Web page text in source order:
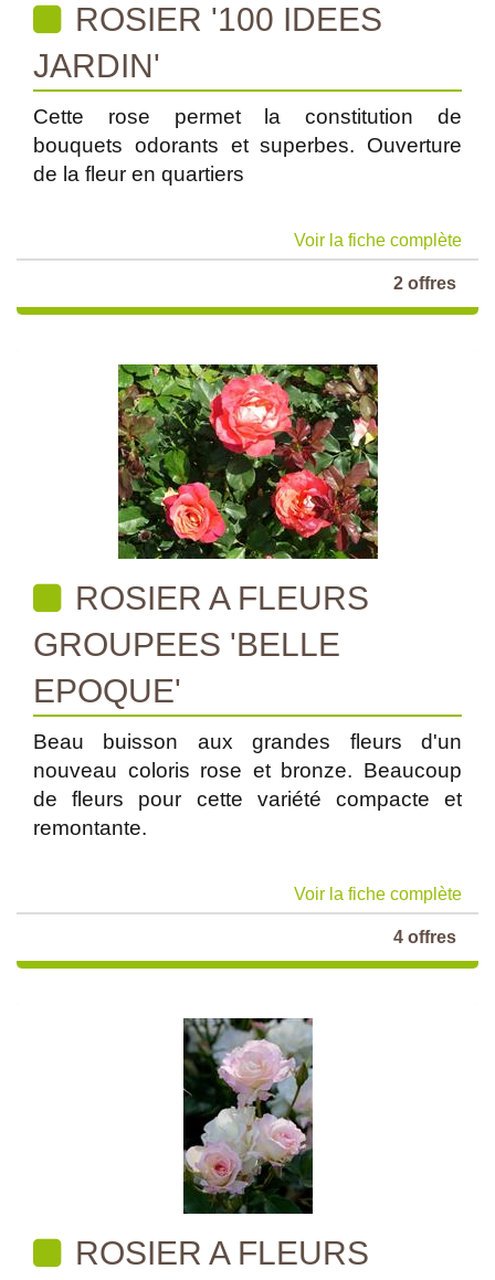
ROSIER '100 IDEES
JARDIN'
Cette rose permet la constitution de
bouquets odorants et superbes. Ouverture
de la fleur en quartiers
Voir la fiche complète
2 offres
ROSIER A FLEURS
GROUPEES 'BELLE
EPOQUE'
Beau buisson aux grandes fleurs d'un
nouveau coloris rose et bronze. Beaucoup
de fleurs pour cette variété compacte et
remontante.
Voir la fiche complète
4 offres
ROSIER A FLEURS